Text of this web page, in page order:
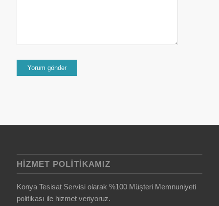
HIZMET POLITIKAMIZ
Konya Tesisat Servisi olarak %100 Müşteri Memnuniyeti
politikası ile hizmet veriyoruz.